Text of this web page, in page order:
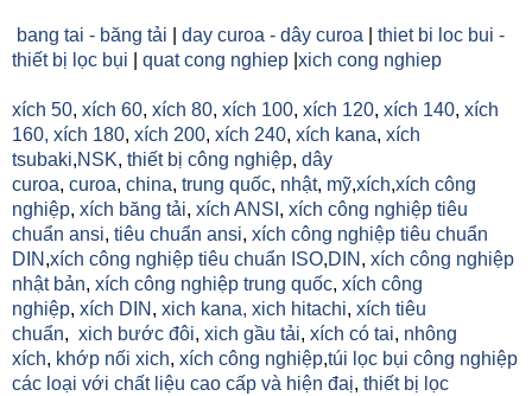
bang tai - băng tải day curoa - dây curoa
thiet bi loc bui -
thiết bị lọc bụi
quat cong nghiep xich cong nghiep
xích 50, xích 60, xích 80, xích 100, xích 120, xích 140, xích
160, xích 180, xích 200, xích 240, xích kana, xích
tsubaki,NSK, thiết bị công nghiệp, dây
curoa, curoa, china, trung quốc, nhật, mỹ,xích,xích công
nghiệp, xích băng tải, xích ANSI , xích công nghiệp tiêu
chuẩn ansi, tiêu chuẩn ansi, xích công nghiệp tiêu chuẩn
DIN ,xích công nghiệp tiêu chuẩn ISO,DIN , xích công nghiệp
nhật bản, xích công nghiệp trung quốc, xích công
nghiệp, xích DIN , xich kana, xich hitachi, xích tiêu
chuẩn, xich bước đôi, xich gầu tải, xích có tai, nhông
xích, khớp nối xich, xích công nghiệp,túi lọc bụi công nghiệp
các loại với chất liệu cao cấp và hiện đaị, thiết bị lọc